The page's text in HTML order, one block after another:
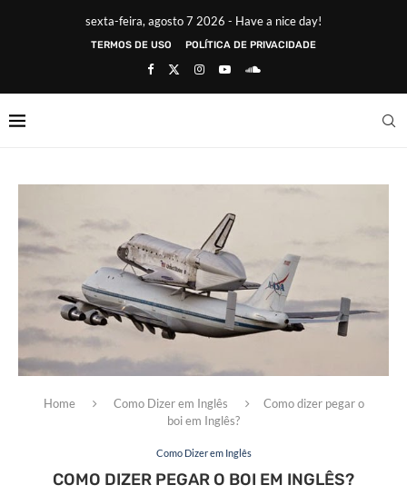
sexta-feira, agosto 7 2026 - Have a nice day!
TERMOS DE USO POLÍTICA DE PRIVACIDADE
Home Como Dizer em Inglês
Como dizer pegar o
boi em Inglês?
Como Dizer em Inglês
COMO DIZER PEGAR O BOI EM INGLÊS?